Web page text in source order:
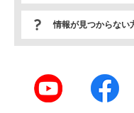
情報が見つからない